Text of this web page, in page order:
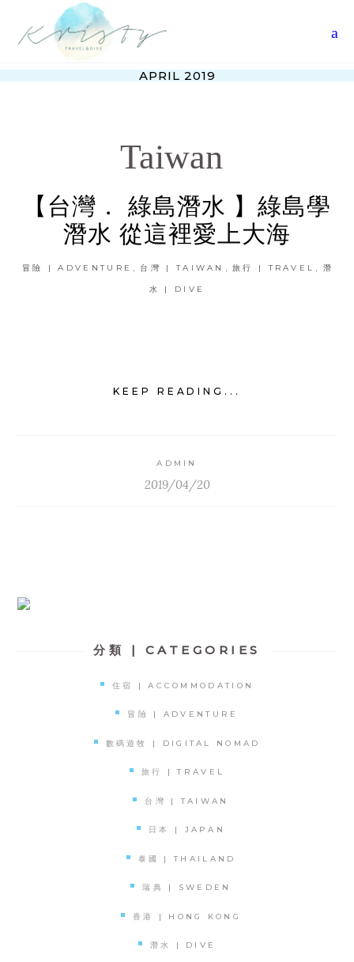
APRIL 2019
Taiwan
【台灣． 綠島潛水 】綠島學
潛水 從這裡愛上大海
冒險 | ADVENTURE 台灣 | TAIWAN 旅行 | TRAVEL 潛
水 | DIVE
KEEP READING...
ADMIN
2019/04/20
分類 | CATEGORIES
住宿 | ACCOMMODATION
冒險 | ADVENTURE
數碼遊牧 | DIGITAL NOMAD
旅行 | TRAVEL
台灣 | TAIWAN
日本 | JAPAN
泰國 | THAILAND
瑞典 | SWEDEN
香港 | HONG KONG
潛水 | DIVE